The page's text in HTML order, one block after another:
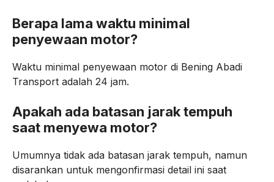
Berapa lama waktu minimal
penyewaan motor?
Waktu minimal penyewaan motor di Bening Abadi
Transport adalah 24 jam.
Apakah ada batasan jarak tempuh
saat menyewa motor?
Umumnya tidak ada batasan jarak tempuh, namun
disarankan untuk mengonfirmasi detail ini saat